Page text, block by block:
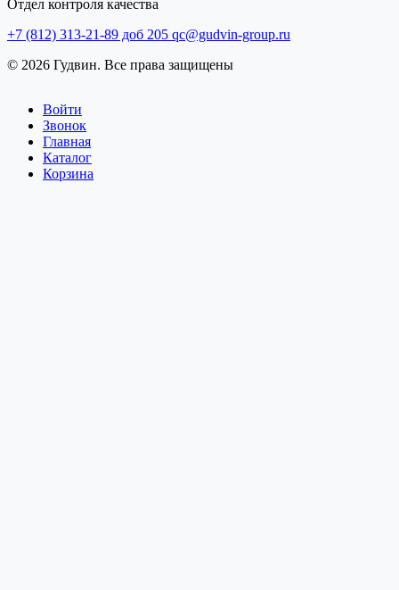
Отдел контроля качества
+7 (812) 313-21-89 доб 205 qc@gudvin-group.ru
© 2026 Гудвин. Все права защищены
Войти
Звонок
Главная
Каталог
Корзина